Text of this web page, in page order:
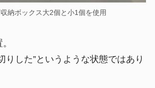
納ボックス大2個と小1個を使用
りした”というような状態ではあり